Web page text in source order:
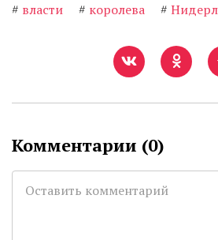
# власти # королева #
Комментарии (0)